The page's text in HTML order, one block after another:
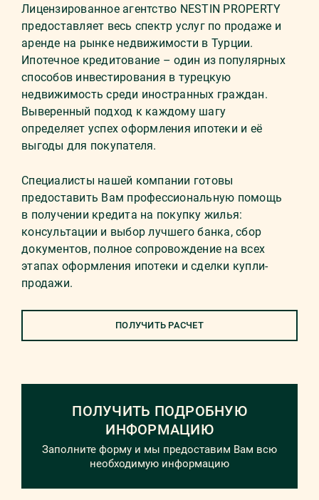
Лицензированное агентство NESTIN PROPERTY
предоставляет весь спектр услуг по продаже и
аренде на рынке недвижимости в Турции.
Ипотечное кредитование – один из популярных
способов инвестирования в турецкую
недвижимость среди иностранных граждан.
Выверенный подход к каждому шагу
определяет успех оформления ипотеки и её
выгоды для покупателя.
Специалисты нашей компании готовы
предоставить Вам профессиональную помощь
в получении кредита на покупку жилья:
консультации и выбор лучшего банка, сбор
документов, полное сопровождение на всех
этапах оформления ипотеки и сделки купли-
продажи.
ПОЛУЧИТЬ РАСЧЕТ
ПОЛУЧИТЬ ПОДРОБНУЮ
ИНФОРМАЦИЮ
Заполните форму и мы предоставим Вам всю
необходимую информацию